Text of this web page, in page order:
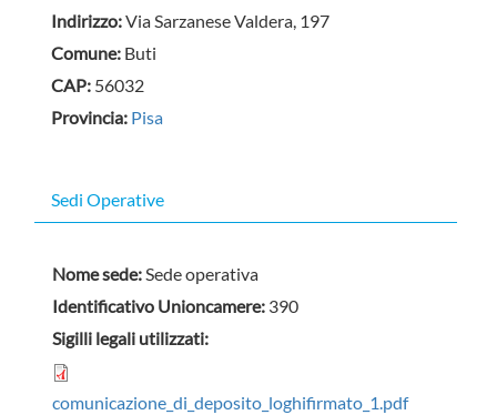
Indirizzo:Via Sarzanese Valdera, 197
Comune: Buti
CAP: 56032
Provincia: Pisa
Sedi Operative
Nome sede:Sede operativa
Identificativo Unioncamere: 390
Sigilli legali utilizzati:
comunicazione_di_deposito_loghifirmato_1.pdf